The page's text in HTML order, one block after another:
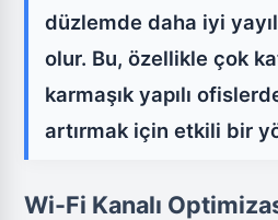
düzlemde daha iyi
olur. Bu, özellikle çok
karmaşık yapılı
artırmak için etkili bir
Wi-Fi Kanalı